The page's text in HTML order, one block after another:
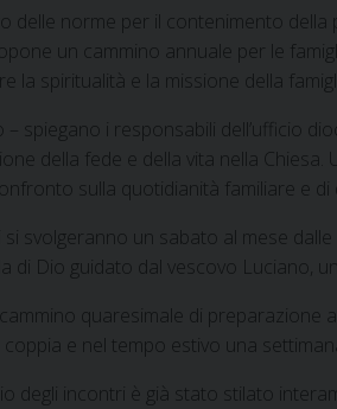
delle norme per il contenimento della
un cammino annuale per le
la spiritualità e la missione della
– spiegano i responsabili dell’ufficio
della fede e della vita nella
sulla quotidianità familiare e
si svolgeranno un sabato al mese
di Dio guidato dal vescovo Luciano,
quaresimale di preparazione
coppia e nel tempo estivo una
degli incontri è già stato stilato